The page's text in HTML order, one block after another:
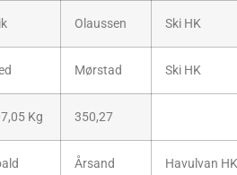
Olaussen Ski HK
Mørstad Ski HK
Kg 350,27
Årsand Havulvan HK